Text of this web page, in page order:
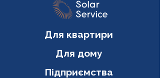
Для квартири
Для дому
Підприємства